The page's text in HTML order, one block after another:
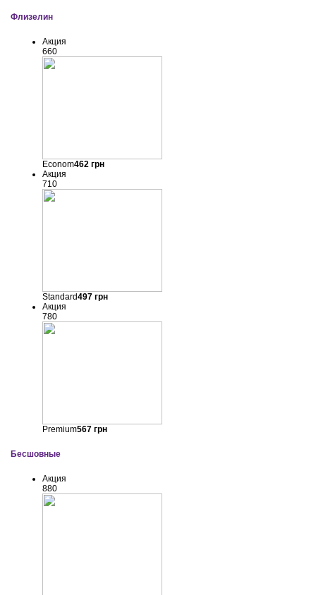
Флизелин
Акция
660
Econom462грн
Акция
710
Standard497грн
Акция
780
Premium567грн
Бесшовные
Акция
880